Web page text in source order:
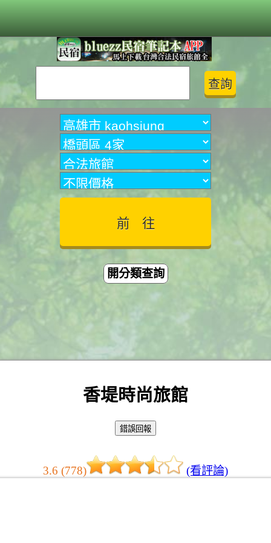
開分類查詢
香堤時尚旅館
3.6 (778) (看評論)